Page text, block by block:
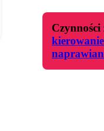
Czynności